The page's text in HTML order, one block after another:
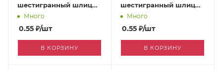
шестигранный шлиц
коричневый
[170049997]
Много
0.55 ₽/шт
В КОРЗИНУ
шестигранный шлиц
махагон [170049996]
Много
0.55 ₽/шт
В КОРЗИНУ